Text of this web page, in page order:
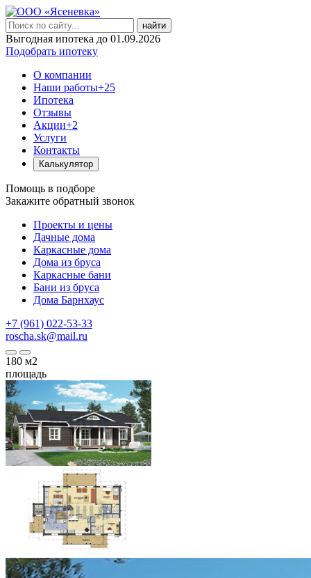
найти
Выгодная ипотека до 01.09.2026
Подобрать ипотеку
О компании
Наши работы+25
Ипотека
Отзывы
Акции+2
Услуги
Контакты
Калькулятор
Помощь в подборе
Закажите обратный звонок
Проекты и цены
Дачные дома
Каркасные дома
Дома из бруса
Каркасные бани
Бани из бруса
Дома Барнхаус
+7 (961) 022-53-33
roscha.sk@mail.ru
180 м2
площадь